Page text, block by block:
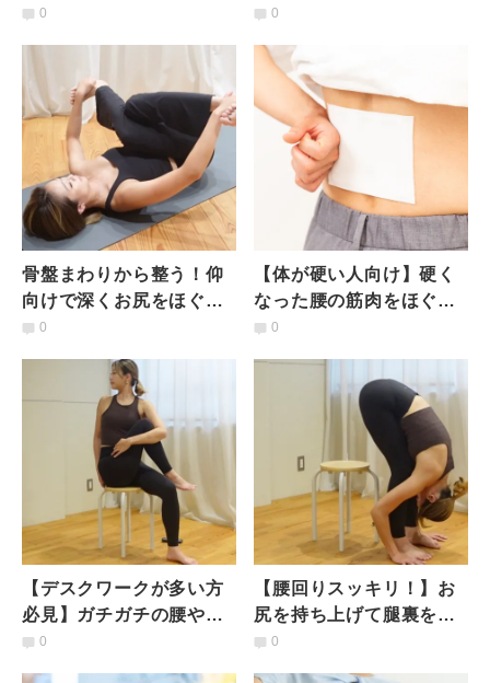
ゆらストレッチ
0
可動性！？肩こり＆腰痛
クサ
0
骨盤まわりから整う！仰
向けで深くお尻をほぐす
ストレッチ
0
【体が硬い人向け】硬く
なった腰の筋肉をほぐす
腰痛予防ストレッチ
0
【デスクワークが多い方
必見】ガチガチの腰や背
中がスッキリ！座ったま
0
【腰回りスッキリ！】お
尻を持ち上げて腿裏をじ
んわり伸ばすリセットス
0